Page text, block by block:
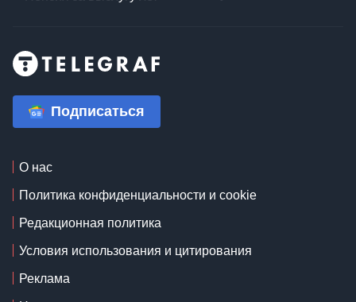
Подписаться
О нас
Политика конфиденциальности и cookie
Редакционная политика
Условия использования и цитирования
Реклама